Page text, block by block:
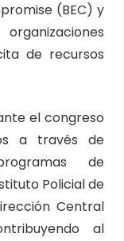
(BEC) y
de recursos
el congreso
a través de
de
Policial de
Central
al